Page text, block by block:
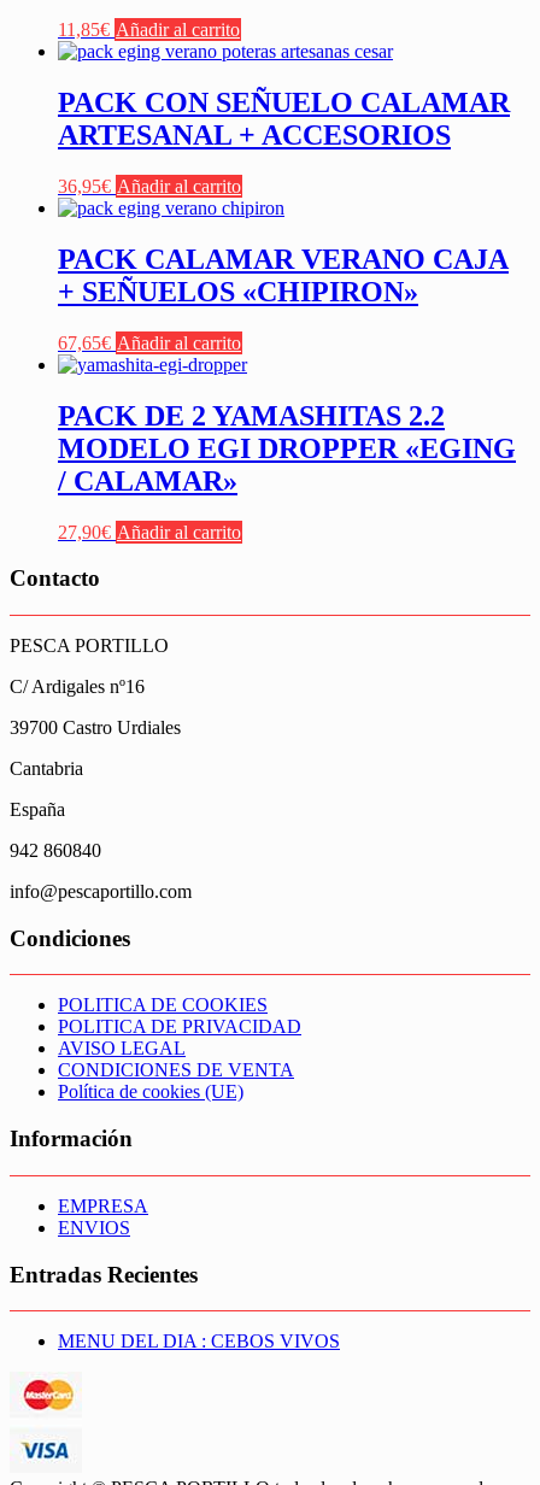
11,85€ Añadir al carrito
PACK CON SEÑUELO CALAMAR
ARTESANAL + ACCESORIOS
36,95€ Añadir al carrito
PACK CALAMAR VERANO CAJA
+ SEÑUELOS «CHIPIRON»
67,65€ Añadir al carrito
PACK DE 2 YAMASHITAS 2.2
MODELO EGI DROPPER «EGING
/ CALAMAR»
27,90€ Añadir al carrito
Contacto
PESCA PORTILLO
C/ Ardigales nº16
39700 Castro Urdiales
Cantabria
España
942 860840
info@pescaportillo.com
Condiciones
POLITICA DE COOKIES
POLITICA DE PRIVACIDAD
AVISO LEGAL
CONDICIONES DE VENTA
Política de cookies (UE)
Información
EMPRESA
ENVIOS
Entradas Recientes
MENU DEL DIA : CEBOS VIVOS